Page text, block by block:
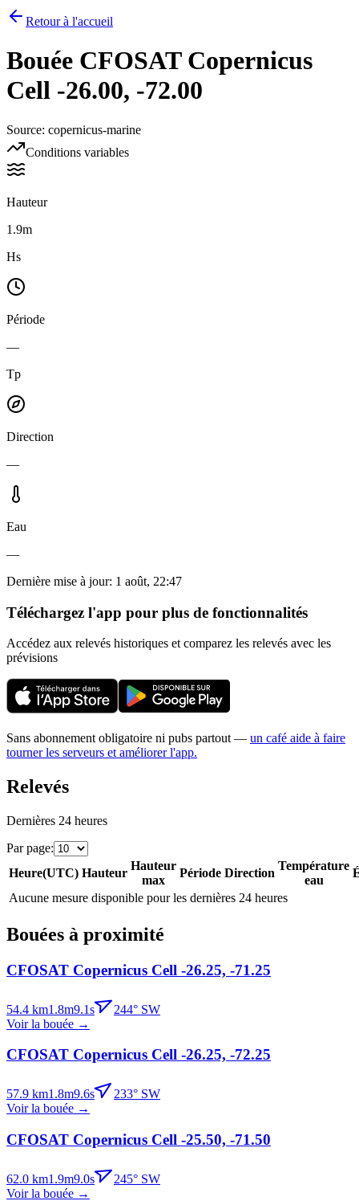
Retour à l'accueil
Bouée CFOSAT Copernicus
Cell -26.00, -72.00
Source: copernicus-marine
Conditions variables
Hauteur
1.9m
Hs
Période
—
Tp
Direction
—
Eau
—
Dernière mise à jour: 1 août, 22:47
Téléchargez l'app pour plus de fonctionnalités
Accédez aux relevés historiques et comparez les relevés avec les
prévisions
Sans abonnement obligatoire ni pubs partout — un café aide à faire
tourner les serveurs et améliorer l'app.
Relevés
Dernières 24 heures
Par page:
Heure(UTC) Hauteur
Hauteur
max
Période Direction
Température
eau
Aucune mesure disponible pour les dernières 24 heures
Bouées à proximité
CFOSAT Copernicus Cell -26.25, -71.25
54.4 km1.8m9.1s 244° SW
Voir la bouée →
CFOSAT Copernicus Cell -26.25, -72.25
57.9 km1.8m9.6s 233° SW
Voir la bouée →
CFOSAT Copernicus Cell -25.50, -71.50
62.0 km1.9m9.0s 245° SW
Voir la bouée →